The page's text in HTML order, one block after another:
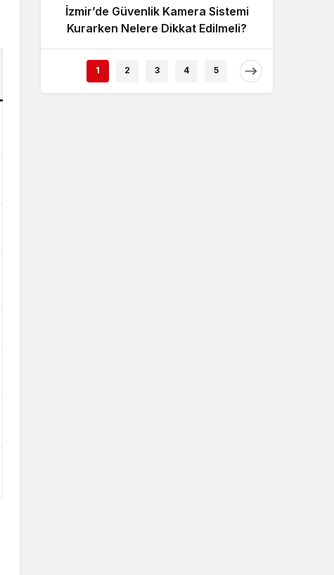
İzmir’de Güvenlik Kamera Sistemi
Kurarken Nelere Dikkat Edilmeli?
1 2 3 4 5